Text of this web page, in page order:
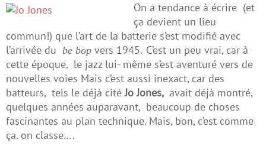
On a tendance à écrire (et
ça devient un lieu
commun!) que l’art de la batterie s’est modifié avec
l’arrivée du be bop vers 1945. C’est un peu vrai, car à
cette époque, le jazz lui- même s’est aventuré vers de
nouvelles voies Mais c’est aussi inexact, car des
batteurs, tels le déjà citéJo Jones, avait déjà montré,
quelques années auparavant, beaucoup de choses
fascinantes au plan technique. Mais, bon, c’est comme
ça. on classe….